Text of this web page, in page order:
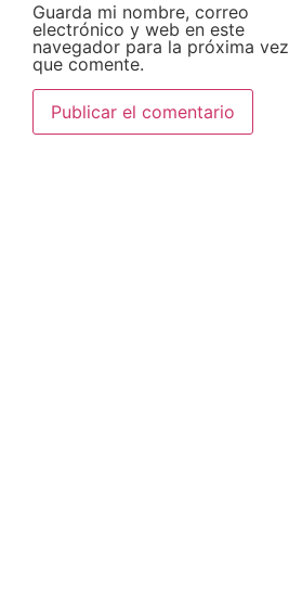
Guarda mi nombre, correo
electrónico y web en este
navegador para la próxima vez
que comente.